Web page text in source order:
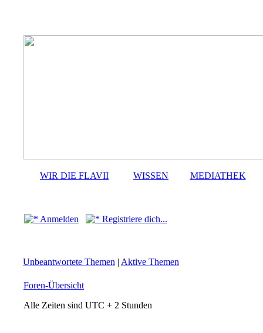
WIR DIE FLAVII WISSEN MEDIATHEK
Anmelden Registriere dich...
Unbeantwortete Themen | Aktive Themen
Foren-Übersicht
Alle Zeiten sind UTC + 2 Stunden